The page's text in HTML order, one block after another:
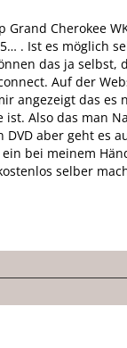
Grand Cherokee
. Ist es möglich
das ja
Auf der
angezeigt das es
ist. Also das man
aber geht es
bei meinem
selber